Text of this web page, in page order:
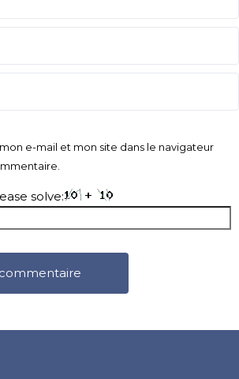
e-mail et mon site dans le navigateur
solve: